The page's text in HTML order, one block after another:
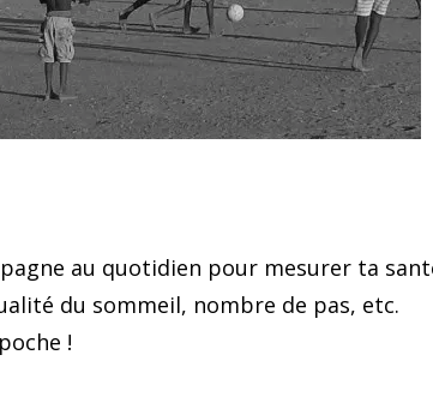
au quotidien pour mesurer ta
du sommeil, nombre de pas, etc.
!